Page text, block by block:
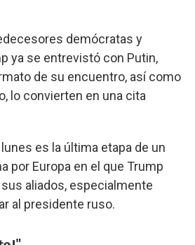
demócratas y
ya se entrevistó con Putin,
de su encuentro, así como
lo convierten en una cita
es la última etapa de un
por Europa en el que Trump
aliados, especialmente
al presidente ruso.